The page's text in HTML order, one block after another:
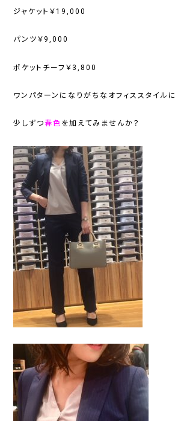
ジャケット￥19,000
パンツ￥9,000
ポケットチーフ￥3,800
ワンパターンになりがちなオフィススタイルに
少しずつ 春色 を加えてみませんか？